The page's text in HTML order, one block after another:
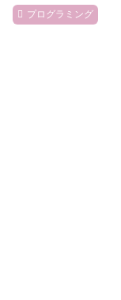
プログラミング